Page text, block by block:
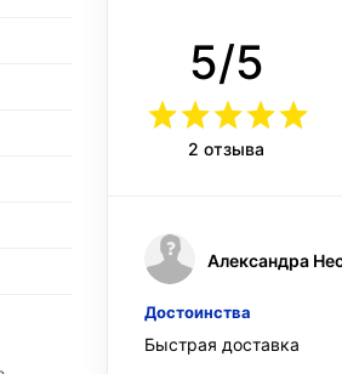
5/5
2 отзыва
Александра
Достоинства
Быстрая доставка